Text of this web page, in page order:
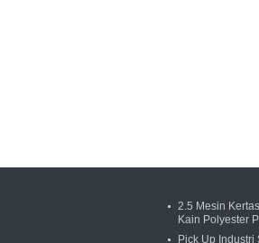
2.5 Mesin
Kain Polyester
Pick Up Industri